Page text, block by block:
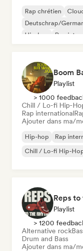
Rap chrétien
Deutschrap/
Hip-hop
Rap
Playlist
> 1000
Chill / Lo-fi Hip-
Rap international
Ajouter dans ma/
Hip-hop Rap
Chill / Lo-fi Hip-
Reps
Playlist
> 1200
Alternative rock
Drum and Bass
Ajouter dans ma/